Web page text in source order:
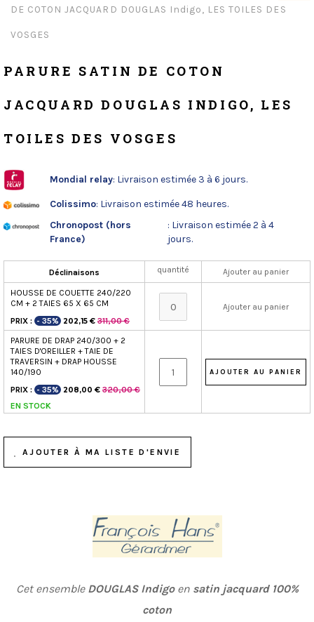
DE COTON JACQUARD DOUGLAS Indigo, LES TOILES DES
VOSGES
PARURE SATIN DE COTON
JACQUARD DOUGLAS INDIGO, LES
TOILES DES VOSGES
Mondial relay: Livraison estimée 3 à 6 jours.
Colissimo: Livraison estimée 48 heures.
Chronopost (hors
France)
: Livraison estimée 2 à 4
jours.
Déclinaisons quantité Ajouter au panier
HOUSSE DE COUETTE 240/220
CM + 2 TAIES 65 X 65 CM
PRIX : - 35% 202,15 € 311,00 €
Ajouter au panier
PARURE DE DRAP 240/300 + 2
TAIES D'OREILLER + TAIE DE
TRAVERSIN + DRAP HOUSSE
140/190
PRIX : - 35% 208,00 € 320,00 €
EN STOCK
AJOUTER À MA LISTE D'ENVIE
Cet ensemble DOUGLAS Indigoen satin jacquard100%
coton